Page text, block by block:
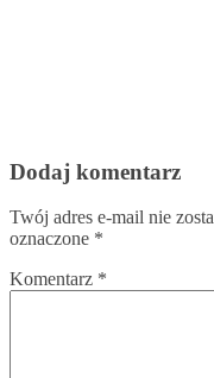
Dodaj komentarz
Twój adres e-mail nie
oznaczone *
Komentarz *